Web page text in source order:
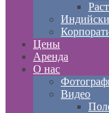
Цены
Аренда
О нас
Видео